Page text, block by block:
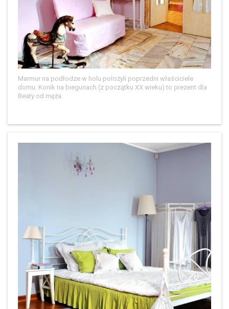
Marmur na podłodze w holu położyli poprzedni właściciele
domu. Konik na biegunach (z początku XX wieku) to prezent dla
Beaty od męża.